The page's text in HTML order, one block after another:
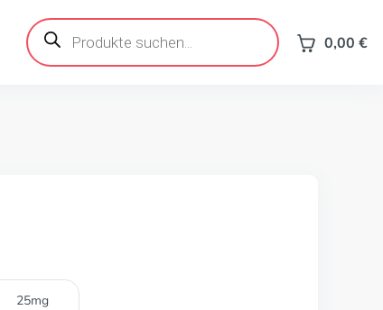
Products
search 0,00 €
25mg